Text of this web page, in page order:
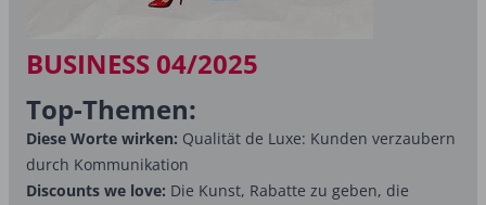
BUSINESS 04/2025
Top-Themen:
Diese Worte wirken: Qualität de Luxe: Kunden verzaubern
durch Kommunikation
Discounts we love: Die Kunst, Rabatte zu geben, die